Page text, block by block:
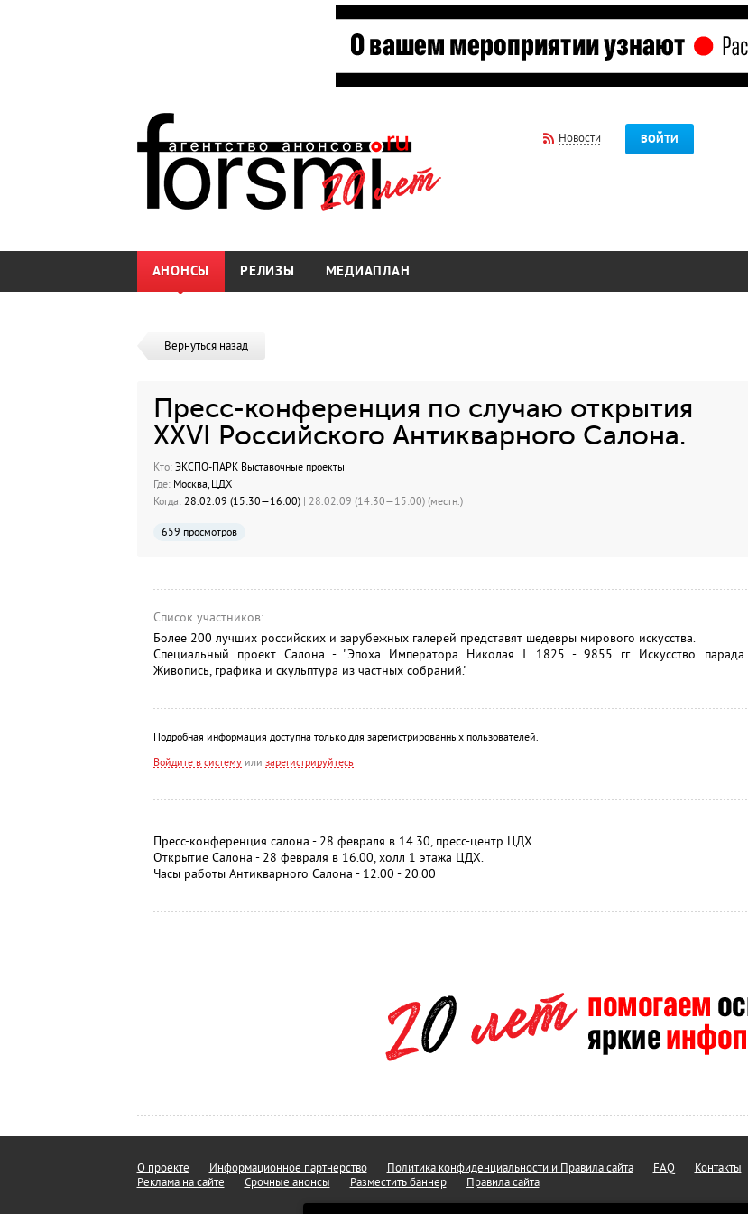
Новости ВОЙТИ
АНОНСЫ РЕЛИЗЫ МЕДИАПЛАН
Вернуться назад
Пресс-конференция по случаю открытия
XXVI Российского Антикварного Салона.
Кто:ЭКСПО-ПАРК Выставочные проекты
Где:Москва, ЦДХ
Когда:28.02.09 (15:30—16:00) | 28.02.09 (14:30—15:00) (местн.)
659 просмотров
Список участников:
Более 200 лучших российских и зарубежных галерей представят шедевры мирового искусства.
Специальный проект Салона - "Эпоха Императора Николая I. 1825 - 9855 гг. Искусство парада.
Живопись, графика и скульптура из частных собраний."
Подробная информация доступна только для зарегистрированных пользователей.
Войдите в системуили зарегистрируйтесь
Пресс-конференция салона - 28 февраля в 14.30, пресс-центр ЦДХ.
Открытие Салона - 28 февраля в 16.00, холл 1 этажа ЦДХ.
Часы работы Антикварного Салона - 12.00 - 20.00
О проекте Информационное партнерство Политика конфиденциальности и Правила сайта FAQ
Контакты
Реклама на сайте
Срочные анонсы Разместить баннер Правила сайта